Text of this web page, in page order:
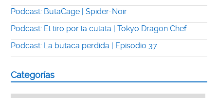
Podcast: ButaCage | Spider-Noir
Podcast: El tiro por la culata | Tokyo Dragon Chef
Podcast: La butaca perdida | Episodio 37
Categorías